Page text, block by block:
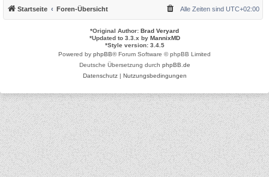
Startseite Foren-Übersicht Alle Zeiten sind UTC+02:00
*Original Author: Brad Veryard
*Updated to 3.3.x by MannixMD
*Style version: 3.4.5
Powered by phpBB® Forum Software © phpBB Limited
Deutsche Übersetzung durch phpBB.de
Datenschutz| Nutzungsbedingungen